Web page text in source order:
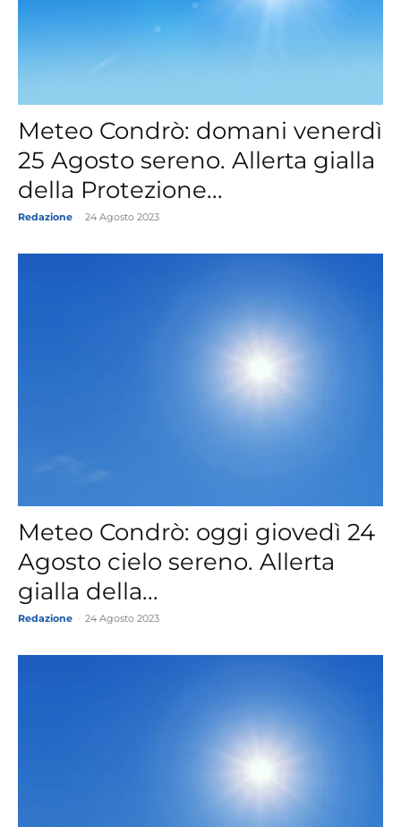
Meteo Condrò: domani venerdì
25 Agosto sereno. Allerta gialla
della Protezione...
Redazione 24 Agosto 2023
Meteo Condrò: oggi giovedì 24
Agosto cielo sereno. Allerta
gialla della...
Redazione 24 Agosto 2023